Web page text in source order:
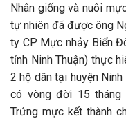
Nhân giống và nuôi
tự nhiên đã được ông
ty CP Mực nhảy Biển
tỉnh Ninh Thuận) thực
2 hộ dân tại huyện
có vòng đời 15 tháng
Trứng mực kết thành